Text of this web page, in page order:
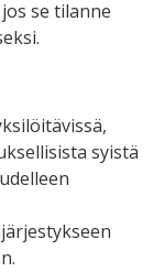
se tilanne
syistä